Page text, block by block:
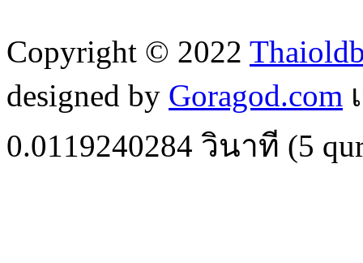
Copyright © 2022
designed by Goragod.com
0.0119240284 วินาที (5